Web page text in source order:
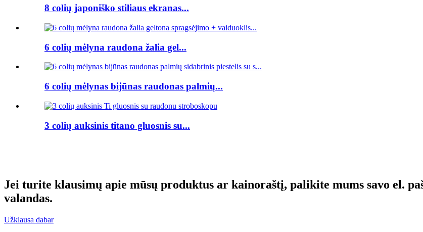
8 colių japoniško stiliaus ekranas...
6 colių mėlyna raudona žalia gel...
6 colių mėlynas bijūnas raudonas palmių...
3 colių auksinis titano gluosnis su...
Jei turite klausimų apie mūsų produktus ar kainoraštį, palikite mums savo el.
valandas.
Užklausa dabar